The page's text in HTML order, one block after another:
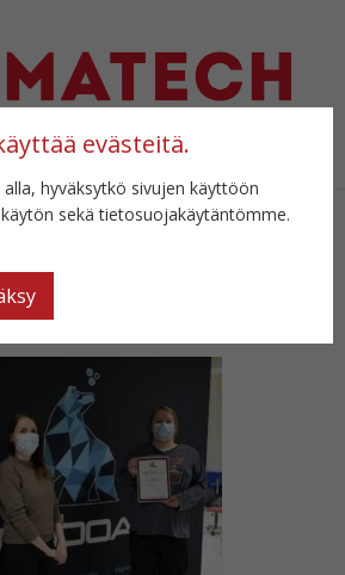
evästeitä.
hyväksytkö sivujen käyttöön
sekä tietosuojakäytäntömme.